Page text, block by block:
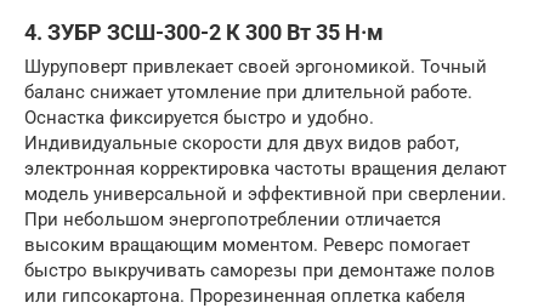
4. ЗУБР ЗСШ-300-2 К 300 Вт 35 Н·м
Шуруповерт привлекает своей эргономикой. Точный
баланс снижает утомление при длительной работе.
Оснастка фиксируется быстро и удобно.
Индивидуальные скорости для двух видов работ,
электронная корректировка частоты вращения делают
модель универсальной и эффективной при сверлении.
При небольшом энергопотреблении отличается
высоким вращающим моментом. Реверс помогает
быстро выкручивать саморезы при демонтаже полов
или гипсокартона. Прорезиненная оплетка кабеля